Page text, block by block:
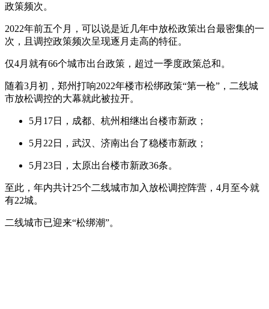
政策频次。
2022年前五个月，可以说是近几年中放松政策出台最密集的一
次，且调控政策频次呈现逐月走高的特征。
仅4月就有66个城市出台政策，超过一季度政策总和。
随着3月初，郑州打响2022年楼市松绑政策“第一枪”，二线城
市放松调控的大幕就此被拉开。
5月17日，成都、杭州相继出台楼市新政；
5月22日，武汉、济南出台了稳楼市新政；
5月23日，太原出台楼市新政36条。
至此，年内共计25个二线城市加入放松调控阵营，4月至今就
有22城。
二线城市已迎来“松绑潮”。